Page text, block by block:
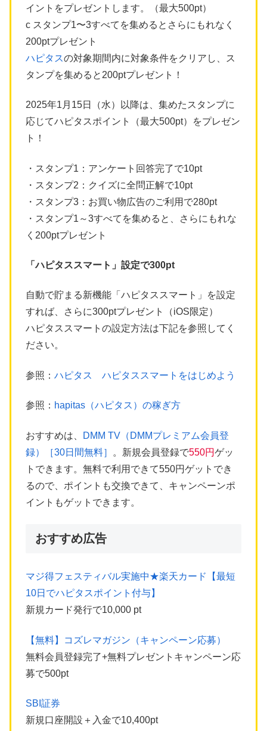
イントをプレゼントします。（最大500pt）
c スタンプ1〜3すべてを集めるとさらにもれなく
200ptプレゼント
ハピタスの対象期間内に対象条件をクリアし、ス
タンプを集めると200ptプレゼント！
2025年1月15日（水）以降は、集めたスタンプに
応じてハピタスポイント（最大500pt）をプレゼン
ト！
・スタンプ1：アンケート回答完了で10pt
・スタンプ2：クイズに全問正解で10pt
・スタンプ3：お買い物広告のご利用で280pt
・スタンプ1～3すべてを集めると、さらにもれな
く200ptプレゼント
「ハピタススマート」設定で300pt
自動で貯まる新機能「ハピタススマート」を設定
すれば、さらに300ptプレゼント（iOS限定）
ハピタススマートの設定方法は下記を参照してく
ださい。
参照： ハピタス ハピタススマートをはじめよう
参照： hapitas（ハピタス）の稼ぎ方
おすすめは、
DMM TV（DMMプレミアム会員登
録）［30日間無料］
。新規会員登録で550円ゲッ
トできます。無料で利用できて550円ゲットでき
るので、ポイントも交換できて、キャンペーンポ
イントもゲットできます。
おすすめ広告
マジ得フェスティバル実施中★楽天カード【最短
10日でハピタスポイント付与】
新規カード発行で10,000 pt
【無料】コズレマガジン（キャンペーン応募）
無料会員登録完了+無料プレゼントキャンペーン応
募で500pt
SBI証券
新規口座開設＋入金で10,400pt